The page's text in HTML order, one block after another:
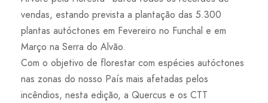
vendas, estando prevista a plantação das 5.300
plantas autóctones em Fevereiro no Funchal e em
Março na Serra do Alvão.
Com o objetivo de florestar com espécies autóctones
nas zonas do nosso País mais afetadas pelos
incêndios, nesta edição, a Quercus e os CTT